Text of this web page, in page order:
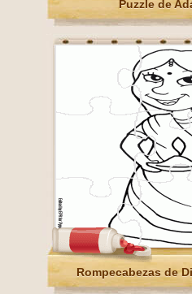
Puzzle de
Rompecabezas de